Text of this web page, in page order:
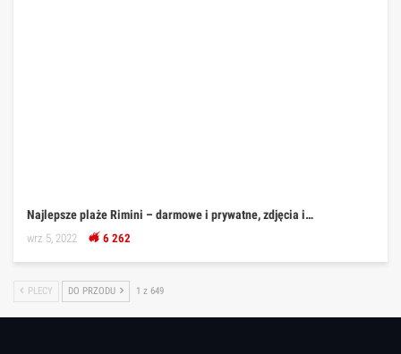
Najlepsze plaże Rimini – darmowe i prywatne, zdjęcia i…
wrz 5, 2022 6 262
PLECY DO PRZODU 1 z 649